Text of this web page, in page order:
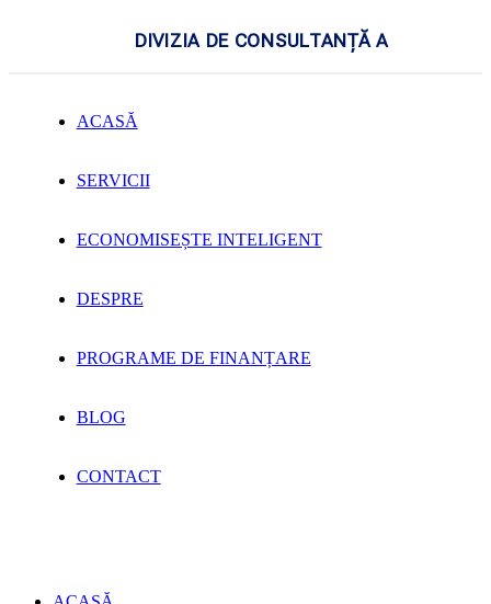
DIVIZIA DE CONSULTANȚĂ A
ACASĂ
SERVICII
ECONOMISEȘTE INTELIGENT
DESPRE
PROGRAME DE FINANȚARE
BLOG
CONTACT